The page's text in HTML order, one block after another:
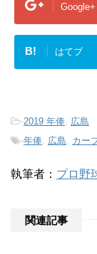
Google+
B! はてブ
-2019 年俸
広島
-年俸 広島 カー
執筆者： プロ野
関連記事